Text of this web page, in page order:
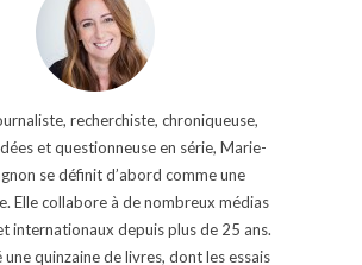
recherchiste, chroniqueuse,
et questionneuse en série, Marie-
se définit d’abord comme une
Elle collabore à de nombreux médias
internationaux depuis plus de 25 ans.
une quinzaine de livres, dont les essais